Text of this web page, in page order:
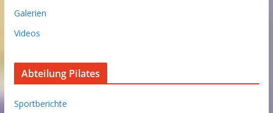
Galerien
Videos
Abteilung Pilates
Sportberichte